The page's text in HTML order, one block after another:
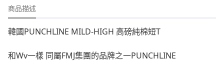
商品描述
韓國PUNCHLINE MILD-HIGH 高磅純棉短T
和Wv一樣 同屬FMJ集團的品牌之一PUNCHLINE